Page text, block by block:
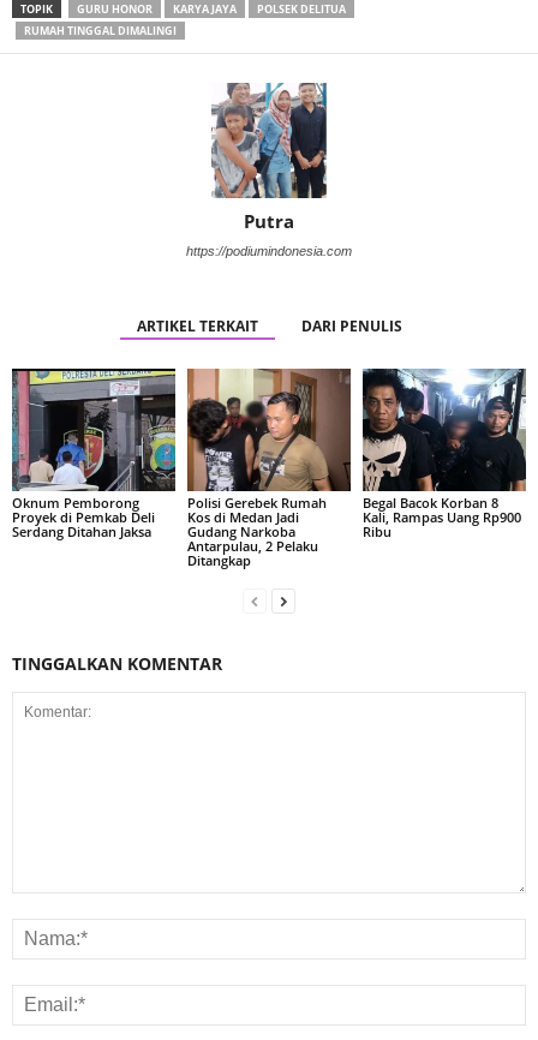
TOPIK GURU HONOR KARYA JAYA
POLSEK DELITUA
RUMAH TINGGAL DIMALINGI
Putra
https://podiumindonesia.com
ARTIKEL TERKAIT DARI PENULIS
Oknum Pemborong
Proyek di Pemkab Deli
Serdang Ditahan Jaksa
Polisi Gerebek Rumah
Kos di Medan Jadi
Gudang Narkoba
Antarpulau, 2 Pelaku
Ditangkap
Begal Bacok Korban 8
Kali, Rampas Uang Rp900
Ribu
TINGGALKAN KOMENTAR